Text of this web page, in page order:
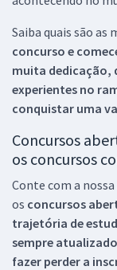
Saiba quais são as
concurso e
muita dedicação,
experientes no
conquistar uma
Concursos
os concursos
Conte com a
os concursos
trajetória de
sempre
fazer perder a